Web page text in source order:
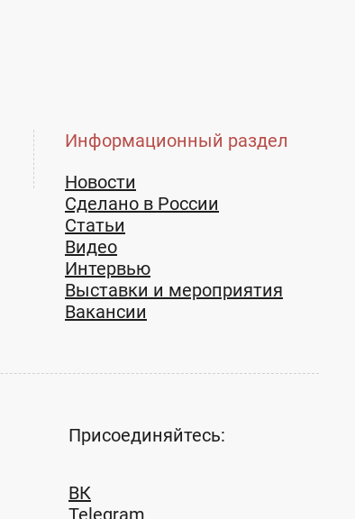
Информационный раздел
Новости
Сделано в России
Статьи
Видео
Интервью
Выставки и мероприятия
Вакансии
Присоединяйтесь:
ВК
Telegram